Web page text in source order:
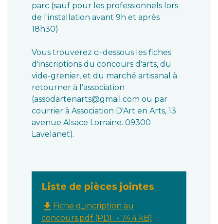
parc (sauf pour les professionnels lors
de l'installation avant 9h et après
18h30)
Vous trouverez ci-dessous les fiches
d'inscriptions du concours d'arts, du
vide-grenier, et du marché artisanal à
retourner à l’association
(assodartenarts@gmail.com ou par
courrier à Association D'Art en Arts, 13
avenue Alsace Lorraine. 09300
Lavelanet).
Liste de pièces jointes
file_download Fiche d_incription au
concours.pdf (PDF - 74.4 kB)